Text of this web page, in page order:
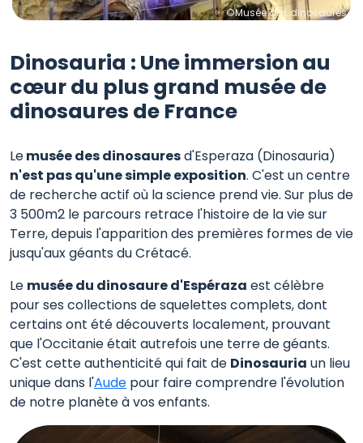
©Musée des dinosaures
Dinosauria : Une immersion au
cœur du plus grand musée de
dinosaures de France
Lemusée des dinosauresd'Esperaza (Dinosauria)
n'est pas qu'une simple exposition. C'est un centre
de recherche actif où la science prend vie. Sur plus de
3 500m2 le parcours retrace l'histoire de la vie sur
Terre, depuis l'apparition des premières formes de vie
jusqu'aux géants du Crétacé.
Le musée du dinosaure d'Espéraza est célèbre
pour ses collections de squelettes complets, dont
certains ont été découverts localement, prouvant
que l'Occitanie était autrefois une terre de géants.
C'est cette authenticité qui fait de Dinosauria un lieu
unique dans l'Aude pour faire comprendre l'évolution
de notre planète à vos enfants.